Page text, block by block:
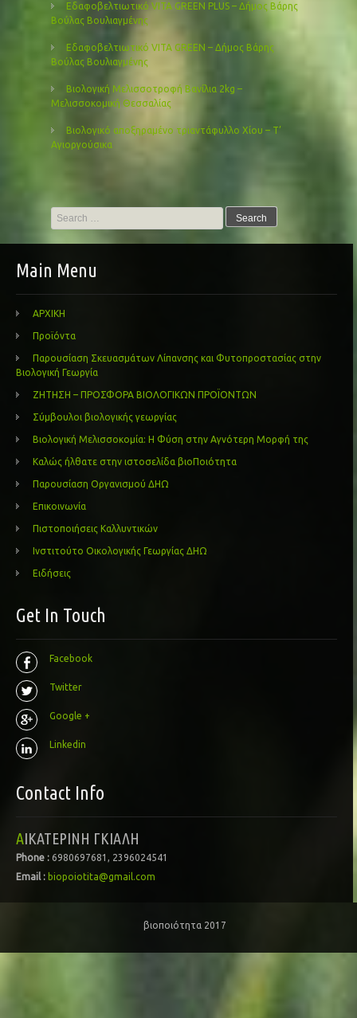
Εδαφοβελτιωτικό VITA GREEN PLUS – Δήμος Βάρης
Βούλας Βουλιαγμένης
Εδαφοβελτιωτικό VITA GREEN – Δήμος Βάρης
Βούλας Βουλιαγμένης
Βιολογική Μελισσοτροφή Βανίλια 2kg –
Μελισσοκομική Θεσσαλίας
Βιολογικό αποξηραμένο τριαντάφυλλο Χίου – Τ’
Αγιοργούσικα
Search
for:
Main Menu
ΑΡΧΙΚΗ
Προϊόντα
Παρουσίαση Σκευασμάτων Λίπανσης και Φυτοπροστασίας στην
Βιολογική Γεωργία
ΖΗΤΗΣΗ – ΠΡΟΣΦΟΡΑ ΒΙΟΛΟΓΙΚΩΝ ΠΡΟΪΟΝΤΩΝ
Σύμβουλοι βιολογικής γεωργίας
Βιολογική Μελισσοκομία: Η Φύση στην Αγνότερη Μορφή της
Καλώς ήλθατε στην ιστοσελίδα βιοΠοιότητα
Παρουσίαση Οργανισμού ΔΗΩ
Επικοινωνία
Πιστοποιήσεις Καλλυντικών
Ινστιτούτο Οικολογικής Γεωργίας ΔΗΩ
Ειδήσεις
Get In Touch
Facebook
Twitter
Google +
Linkedin
Contact Info
ΑΙΚΑΤΕΡΙΝΗ ΓΚΙΑΛΗ
Phone : 6980697681, 2396024541
Email : biopoiotita@gmail.com
βιοποιότητα 2017